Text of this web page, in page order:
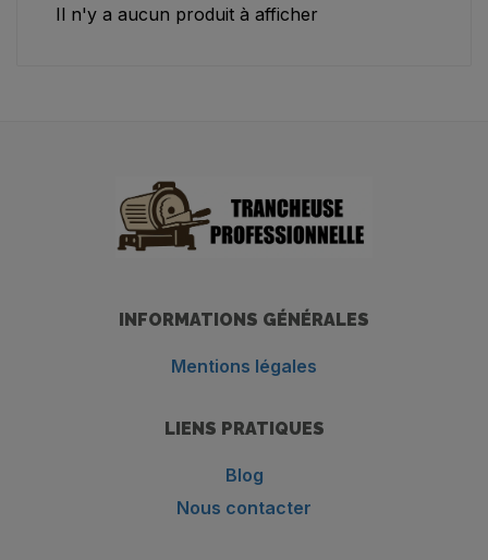
Il n'y a aucun produit à afficher
INFORMATIONS GÉNÉRALES
Mentions légales
LIENS PRATIQUES
Blog
Nous contacter